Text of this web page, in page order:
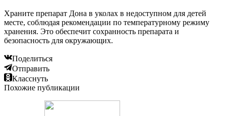
Храните препарат Дона в уколах в недоступном для детей
месте, соблюдая рекомендации по температурному режиму
хранения. Это обеспечит сохранность препарата и
безопасность для окружающих.
Поделиться
Отправить
Класснуть
Похожие публикации